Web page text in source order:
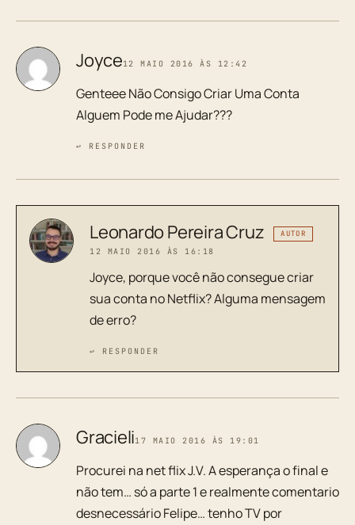
Joyce12 MAIO 2016 ÀS 12:42
Genteee Não Consigo Criar Uma Conta
Alguem Pode me Ajudar???
↩ RESPONDER
Leonardo Pereira Cruz AUTOR
12 MAIO 2016 ÀS 16:18
Joyce, porque você não consegue criar
sua conta no Netflix? Alguma mensagem
de erro?
↩ RESPONDER
Gracieli17 MAIO 2016 ÀS 19:01
Procurei na net flix J.V. A esperança o final e
não tem… só a parte 1 e realmente comentario
desnecessário Felipe… tenho TV por